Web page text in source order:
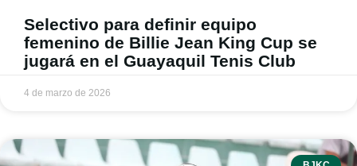
Selectivo para definir equipo
femenino de Billie Jean King Cup se
jugará en el Guayaquil Tenis Club
4 de marzo de 2026